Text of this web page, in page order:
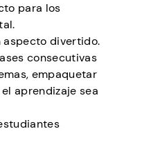
para los
aspecto divertido.
consecutivas
empaquetar
aprendizaje sea